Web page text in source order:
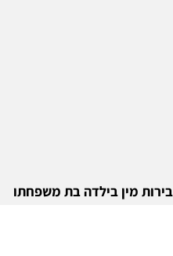
מין בילדה בת משפחתו